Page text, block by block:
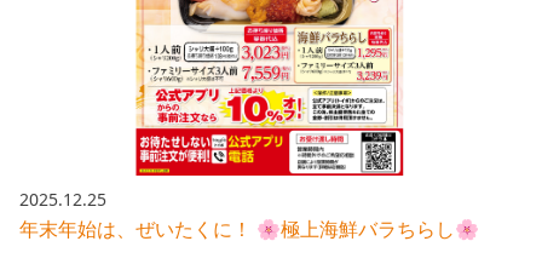
2025.12.25
年末年始は、ぜいたくに！ 🌸極上海鮮バラちらし🌸